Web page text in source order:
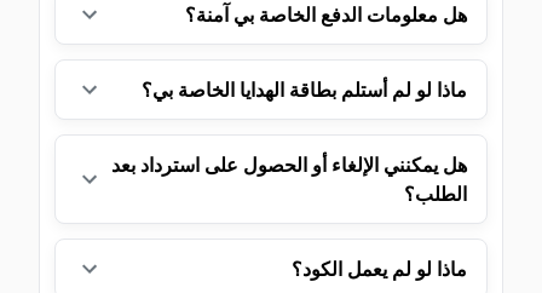
هل معلومات الدفع الخاصة بي آمنة؟
ماذا لو لم أستلم بطاقة الهدايا الخاصة بي؟
هل يمكنني الإلغاء أو الحصول على استرداد بعد
الطلب؟
ماذا لو لم يعمل الكود؟